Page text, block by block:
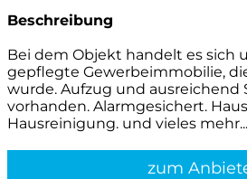
Beschreibung
Bei dem Objekt handelt es sich
gepflegte Gewerbeimmobilie,
wurde. Aufzug und ausreichend
vorhanden. Alarmgesichert.
Hausreinigung. und vieles
zum